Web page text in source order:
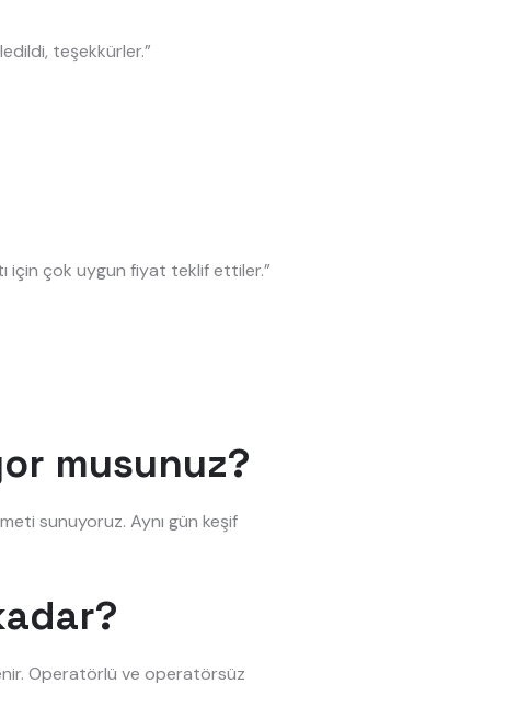
teşekkürler.”
için çok uygun fiyat teklif ettiler.”
musunuz?
sunuyoruz. Aynı gün keşif
Operatörlü ve operatörsüz